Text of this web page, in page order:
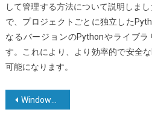
して管理する方法について説明しま
で、プロジェクトごとに独立した
なるバージョンのPythonやライブ
す。これにより、より効率的で安全
可能になります。
投 Windows上でpipをインストールする方法は？